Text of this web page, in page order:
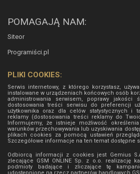
POMAGAJĄ NAM:
Siteor
Programiści.pl
PLIKI COOKIES:
Serwis internetowy, z którego korzystasz,
instalowane w urządzeniach końcowych osób
administrowania serwisem, poprawy jakości
dostosowania treści serwisu do preferencji
użytkownika oraz dla celów statystycznych i
reklamy (dostosowania treści reklamy do
Informujemy, że istnieje możliwość
warunków przechowywania lub uzyskiwania
plikach cookies za pomocą ustawień
Szczegółowe informacje na ten temat dostępne
Odbiorcą informacji z cookies jest Gemius
zlecające GSM ONLINE Sp. z o.o. realizację
podmioty badające i zliczające tę
udostępnione na rzecz partnerów handlowych